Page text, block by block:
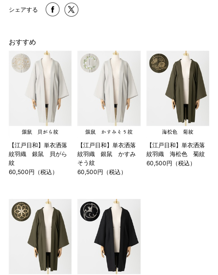
シェアする
おすすめ
【江戸日和】単衣洒落
紋羽織 銀鼠 貝がら
紋
60,500円（税込）
【江戸日和】単衣洒落
紋羽織 銀鼠 かすみ
そう紋
60,500円（税込）
【江戸日和】単衣洒落
紋羽織 海松色 菊紋
60,500円（税込）